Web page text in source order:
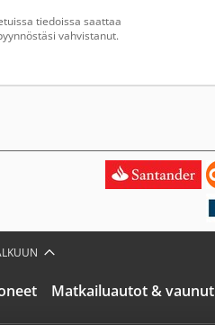
tiedoissa saattaa
vahvistanut.
Matkailuautot & vaunut